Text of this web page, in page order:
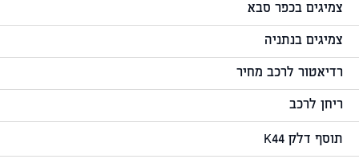
צמיגים בכפר סבא
צמיגים בנתניה
רדיאטור לרכב מחיר
ריחן לרכב
תוסף דלק K44